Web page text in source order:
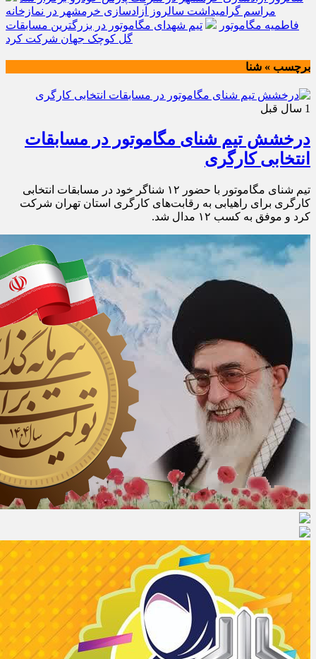
مراسم گرامیداشت سالروز آزادسازی خرمشهر در نمازخانه
فاطمیه مگاموتور
تیم شهدای مگاموتور در بزرگترین مسابقات
گل کوچک جهان شرکت کرد
برچسب » شنا
1 سال قبل
درخشش تیم شنای مگاموتور در مسابقات
انتخابی کارگری
تیم شنای مگاموتور با حضور ۱۲ شناگر خود در مسابقات انتخابی
کارگری برای راهیابی به رقابت‌های کارگری استان تهران شرکت
کرد و موفق به کسب ۱۲ مدال شد.